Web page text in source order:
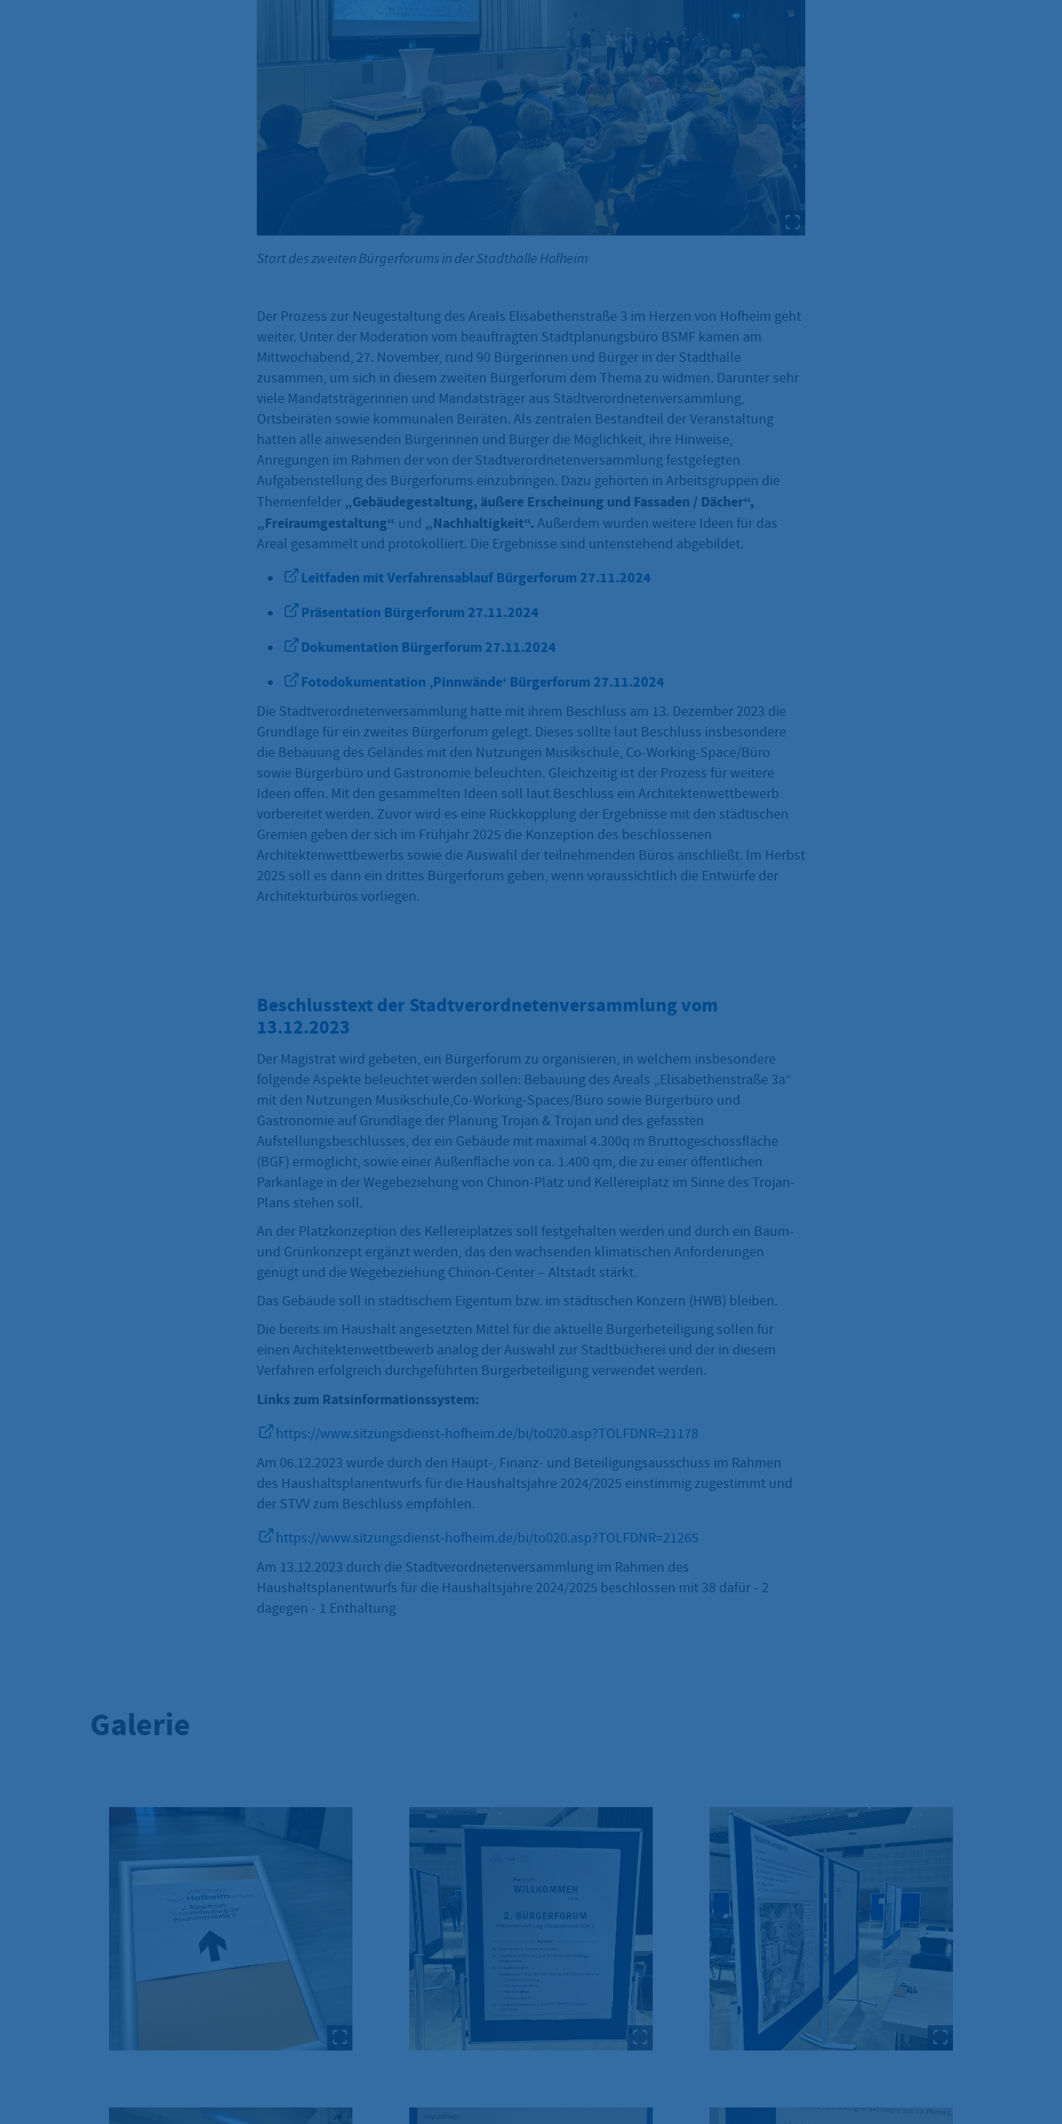
Start des zweiten Bürgerforums in der Stadthalle Hofheim
Der Prozess zur Neugestaltung des Areals Elisabethenstraße 3 im Herzen von Hofheim geht
weiter. Unter der Moderation vom beauftragten Stadtplanungsbüro BSMF kamen am
Mittwochabend, 27. November, rund 90 Bürgerinnen und Bürger in der Stadthalle
zusammen, um sich in diesem zweiten Bürgerforum dem Thema zu widmen. Darunter sehr
viele Mandatsträgerinnen und Mandatsträger aus Stadtverordnetenversammlung,
Ortsbeiräten sowie kommunalen Beiräten. Als zentralen Bestandteil der Veranstaltung
hatten alle anwesenden Bürgerinnen und Bürger die Möglichkeit, ihre Hinweise,
Anregungen im Rahmen der von der Stadtverordnetenversammlung festgelegten
Aufgabenstellung des Bürgerforums einzubringen. Dazu gehörten in Arbeitsgruppen die
Themenfelder „Gebäudegestaltung, äußere Erscheinung und Fassaden / Dächer“,
„Freiraumgestaltung“ und „Nachhaltigkeit“. Außerdem wurden weitere Ideen für das
Areal gesammelt und protokolliert. Die Ergebnisse sind untenstehend abgebildet.
Leitfaden mit Verfahrensablauf Bürgerforum 27.11.2024
Präsentation Bürgerforum 27.11.2024
Dokumentation Bürgerforum 27.11.2024
Fotodokumentation ‚Pinnwände‘ Bürgerforum 27.11.2024
Die Stadtverordnetenversammlung hatte mit ihrem Beschluss am 13. Dezember 2023 die
Grundlage für ein zweites Bürgerforum gelegt. Dieses sollte laut Beschluss insbesondere
die Bebauung des Geländes mit den Nutzungen Musikschule, Co-Working-Space/Büro
sowie Bürgerbüro und Gastronomie beleuchten. Gleichzeitig ist der Prozess für weitere
Ideen offen. Mit den gesammelten Ideen soll laut Beschluss ein Architektenwettbewerb
vorbereitet werden. Zuvor wird es eine Rückkopplung der Ergebnisse mit den städtischen
Gremien geben der sich im Frühjahr 2025 die Konzeption des beschlossenen
Architektenwettbewerbs sowie die Auswahl der teilnehmenden Büros anschließt. Im Herbst
2025 soll es dann ein drittes Bürgerforum geben, wenn voraussichtlich die Entwürfe der
Architekturbüros vorliegen.
Beschlusstext der Stadtverordnetenversammlung vom
13.12.2023
Der Magistrat wird gebeten, ein Bürgerforum zu organisieren, in welchem insbesondere
folgende Aspekte beleuchtet werden sollen: Bebauung des Areals „Elisabethenstraße 3a“
mit den Nutzungen Musikschule,Co-Working-Spaces/Büro sowie Bürgerbüro und
Gastronomie auf Grundlage der Planung Trojan & Trojan und des gefassten
Aufstellungsbeschlusses, der ein Gebäude mit maximal 4.300q m Bruttogeschossfläche
(BGF) ermöglicht, sowie einer Außenfläche von ca. 1.400 qm, die zu einer öffentlichen
Parkanlage in der Wegebeziehung von Chinon-Platz und Kellereiplatz im Sinne des Trojan-
Plans stehen soll.
An der Platzkonzeption des Kellereiplatzes soll festgehalten werden und durch ein Baum-
und Grünkonzept ergänzt werden, das den wachsenden klimatischen Anforderungen
genügt und die Wegebeziehung Chinon-Center – Altstadt stärkt.
Das Gebäude soll in städtischem Eigentum bzw. im städtischen Konzern (HWB) bleiben.
Die bereits im Haushalt angesetzten Mittel für die aktuelle Bürgerbeteiligung sollen für
einen Architektenwettbewerb analog der Auswahl zur Stadtbücherei und der in diesem
Verfahren erfolgreich durchgeführten Bürgerbeteiligung verwendet werden.
Links zum Ratsinformationssystem:
https://www.sitzungsdienst-hofheim.de/bi/to020.asp?TOLFDNR=21178
Am 06.12.2023 wurde durch den Haupt-, Finanz- und Beteiligungsausschuss im Rahmen
des Haushaltsplanentwurfs für die Haushaltsjahre 2024/2025 einstimmig zugestimmt und
der STVV zum Beschluss empfohlen.
https://www.sitzungsdienst-hofheim.de/bi/to020.asp?TOLFDNR=21265
Am 13.12.2023 durch die Stadtverordnetenversammlung im Rahmen des
Haushaltsplanentwurfs für die Haushaltsjahre 2024/2025 beschlossen mit 38 dafür - 2
dagegen - 1 Enthaltung
Galerie